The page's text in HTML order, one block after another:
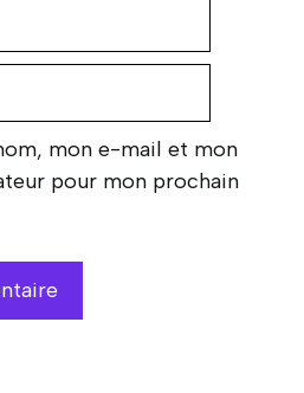
mon e-mail et mon
pour mon prochain